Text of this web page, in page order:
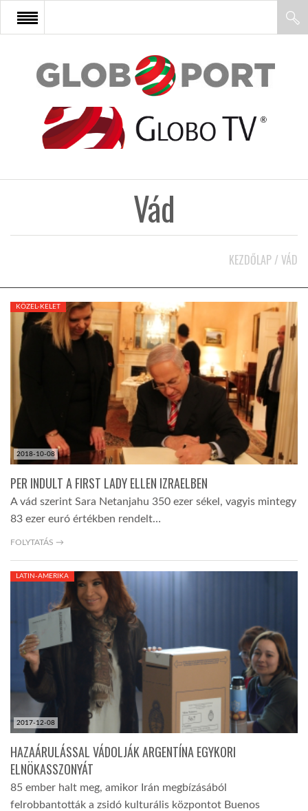
FŐOLDAL
AFRIKA
KÖZEL-KELET
AUSZTRÁLIA
A VILÁG ITTHON
GLOBOTV BP
TROPICALMAGAZIN
GLOBOTV
AFRIKA TUDÁSTÁR
Vád
KEZDŐLAP / VÁD
2018-10-08
KÖZEL-KELET
PER INDULT A FIRST LADY ELLEN IZRAELBEN
A vád szerint Sara Netanjahu 350 ezer sékel, vagyis mintegy
83 ezer euró értékben rendelt…
FOLYTATÁS →
2017-12-08
LATIN-AMERIKA
HAZAÁRULÁSSAL VÁDOLJÁK ARGENTÍNA EGYKORI
ELNÖKASSZONYÁT
85 ember halt meg, amikor Irán megbízásából
felrobbantották a zsidó kulturális központot Buenos